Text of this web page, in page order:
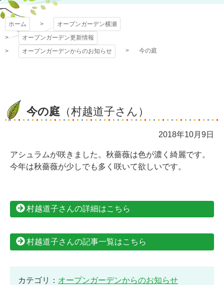
ホーム
オープンガーデン横瀬
オープンガーデン更新情報
オープンガーデンからのお知らせ
今の庭
今の庭 （村越道子さん）
2018年10月9日
アシュラムが咲きました。秋薔薇は色が濃く綺麗です。
今年は秋薔薇が少しでも多く咲いて欲しいです。
村越道子さんの詳細はこちら
村越道子さんの記事一覧はこちら
カテゴリ： オープンガーデンからのお知らせ